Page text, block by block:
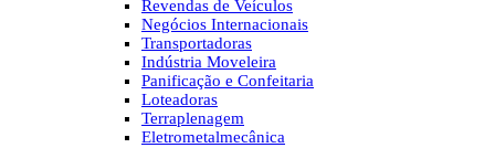
Revendas de Veículos
Negócios Internacionais
Transportadoras
Indústria Moveleira
Panificação e Confeitaria
Loteadoras
Terraplenagem
Eletrometalmecânica